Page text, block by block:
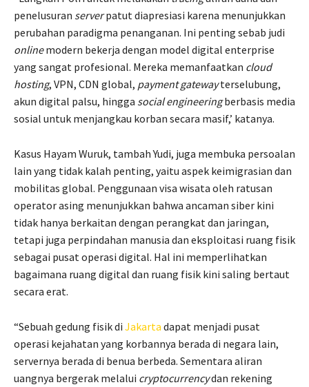
penelusuran serverpatut diapresiasi karena menunjukkan
perubahan paradigma penanganan. Ini penting sebab judi
onlinemodern bekerja dengan model digital enterprise
yang sangat profesional. Mereka memanfaatkan cloud
hosting, VPN, CDN global, payment gatewayterselubung,
akun digital palsu, hingga social engineeringberbasis media
sosial untuk menjangkau korban secara masif,’ katanya.
Kasus Hayam Wuruk, tambah Yudi, juga membuka persoalan
lain yang tidak kalah penting, yaitu aspek keimigrasian dan
mobilitas global. Penggunaan visa wisata oleh ratusan
operator asing menunjukkan bahwa ancaman siber kini
tidak hanya berkaitan dengan perangkat dan jaringan,
tetapi juga perpindahan manusia dan eksploitasi ruang fisik
sebagai pusat operasi digital. Hal ini memperlihatkan
bagaimana ruang digital dan ruang fisik kini saling bertaut
secara erat.
“Sebuah gedung fisik di Jakarta dapat menjadi pusat
operasi kejahatan yang korbannya berada di negara lain,
servernya berada di benua berbeda. Sementara aliran
uangnya bergerak melalui cryptocurrencydan rekening